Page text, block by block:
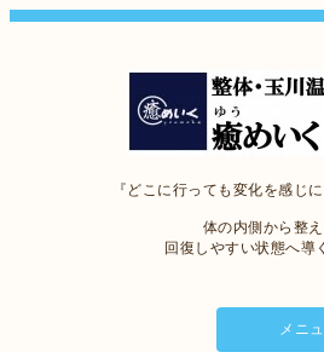
『どこに行っても変化を感じ
体の内側から整え
回復しやすい状態へ導
メニ